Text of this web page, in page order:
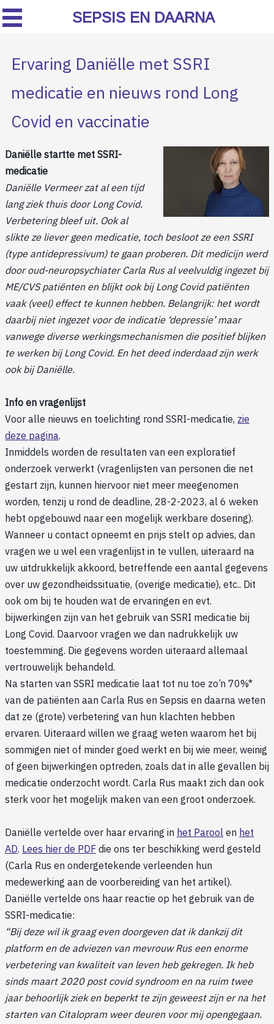
Ervaring Daniëlle met SSRI
medicatie en nieuws rond Long
Covid en vaccinatie
Daniëlle startte met SSRI-
medicatie
Daniëlle Vermeer zat al een tijd
lang ziek thuis door Long Covid.
Verbetering bleef uit. Ook al
slikte ze liever geen medicatie, toch besloot ze een SSRI
(type antidepressivum) te gaan proberen. Dit medicijn werd
door oud-neuropsychiater Carla Rus al veelvuldig ingezet bij
ME/CVS patiënten en blijkt ook bij Long Covid patiënten
vaak (veel) effect te kunnen hebben. Belangrijk: het wordt
daarbij niet ingezet voor de indicatie ‘depressie’ maar
vanwege diverse werkingsmechanismen die positief blijken
te werken bij Long Covid. En het deed inderdaad zijn werk
ook bij Daniëlle.
Info en vragenlijst
Voor alle nieuws en toelichting rond SSRI-medicatie, zie
deze pagina.
Inmiddels worden de resultaten van een exploratief
onderzoek verwerkt (vragenlijsten van personen die net
gestart zijn, kunnen hiervoor niet meer meegenomen
worden, tenzij u rond de deadline, 28-2-2023, al 6 weken
hebt opgebouwd naar een mogelijk werkbare dosering).
Wanneer u contact opneemt en prijs stelt op advies, dan
vragen we u wel een vragenlijst in te vullen, uiteraard na
uw uitdrukkelijk akkoord, betreffende een aantal gegevens
over uw gezondheidssituatie, (overige medicatie), etc.. Dit
ook om bij te houden wat de ervaringen en evt.
bijwerkingen zijn van het gebruik van SSRI medicatie bij
Long Covid. Daarvoor vragen we dan nadrukkelijk uw
toestemming. Die gegevens worden uiteraard allemaal
vertrouwelijk behandeld.
Na starten van SSRI medicatie laat tot nu toe zo’n 70%*
van de patiënten aan Carla Rus en Sepsis en daarna weten
dat ze (grote) verbetering van hun klachten hebben
ervaren. Uiteraard willen we graag weten waarom het bij
sommigen niet of minder goed werkt en bij wie meer, weinig
of geen bijwerkingen optreden, zoals dat in alle gevallen bij
medicatie onderzocht wordt. Carla Rus maakt zich dan ook
sterk voor het mogelijk maken van een groot onderzoek.
Daniëlle vertelde over haar ervaring in het Parool en het
AD. Lees hier de PDF die ons ter beschikking werd gesteld
(Carla Rus en ondergetekende verleenden hun
medewerking aan de voorbereiding van het artikel).
Daniëlle vertelde ons haar reactie op het gebruik van de
SSRI-medicatie:
“Bij deze wil ik graag even doorgeven dat ik dankzij dit
platform en de adviezen van mevrouw Rus een enorme
verbetering van kwaliteit van leven heb gekregen. Ik heb
sinds maart 2020 post covid syndroom en na ruim twee
jaar behoorlijk ziek en beperkt te zijn geweest zijn er na het
starten van Citalopram weer deuren voor mij opengegaan.
SEPSIS EN DAARNA